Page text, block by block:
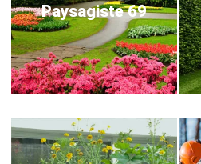
Paysagiste 69